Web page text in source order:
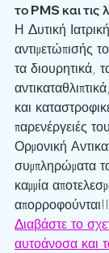
το PMS και τις
Η Δυτική
αντιμετώπισής
τα διουρητικά,
και
παρενέργειές
Ορμονική
συμπληρώματα
καμμία
απορροφούνται!!
Διαβάστε το
αυτοάνοσα και